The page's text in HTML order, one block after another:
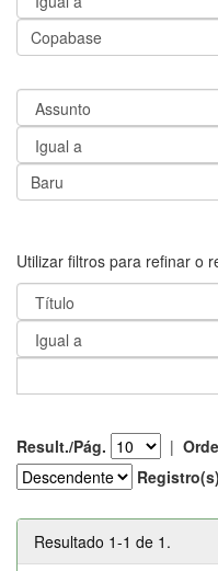
Utilizar filtros para refinar o
Result./Pág. |
Registro(s)
Resultado 1-1 de 1.